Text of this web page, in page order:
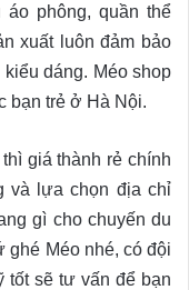
phông, quần thể
xuất luôn đảm bảo
dáng. Méo shop
bạn trẻ ở Hà Nội.
giá thành rẻ chính
và lựa chọn địa chỉ
gì cho chuyến du
ghé Méo nhé, có đội
tốt sẽ tư vấn để bạn